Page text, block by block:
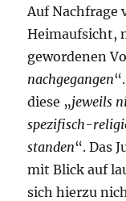
Auf Nachfrage
Heimaufsicht,
gewordenen
nachgegangen
diese „jeweils
spezifisch-
standen“. Das
mit Blick auf
sich hierzu